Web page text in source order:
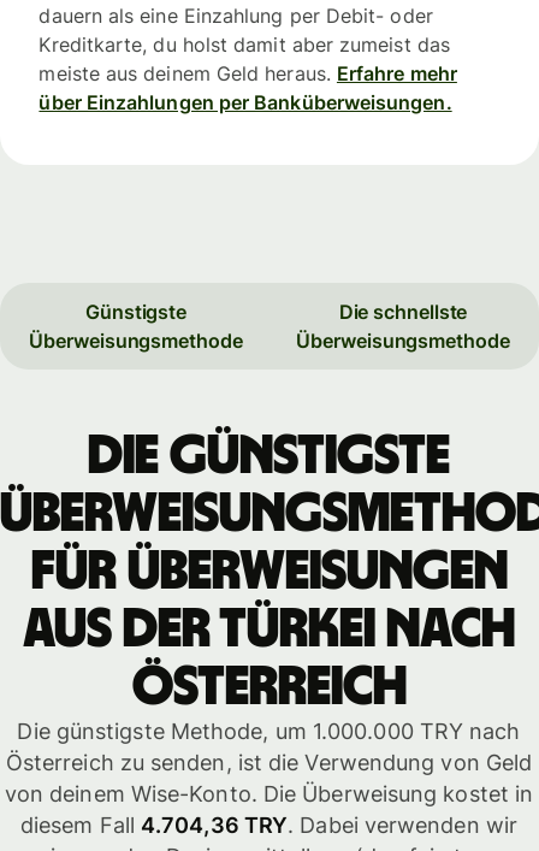
dauern als eine Einzahlung per Debit- oder
Kreditkarte, du holst damit aber zumeist das
meiste aus deinem Geld heraus. Erfahre mehr
über Einzahlungen per Banküberweisungen.
Günstigste
Überweisungsmethode
Die schnellste
Überweisungsmethode
Die günstigste
für Überweisungen
aus der Türkei nach
Österreich
Die günstigste Methode, um 1.000.000 TRY nach
Österreich zu senden, ist die Verwendung von Geld
von deinem Wise-Konto. Die Überweisung kostet in
diesem Fall 4.704,36 TRY. Dabei verwenden wir